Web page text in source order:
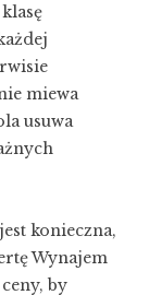
miewa
usuwa
konieczna,
Wynajem
, by